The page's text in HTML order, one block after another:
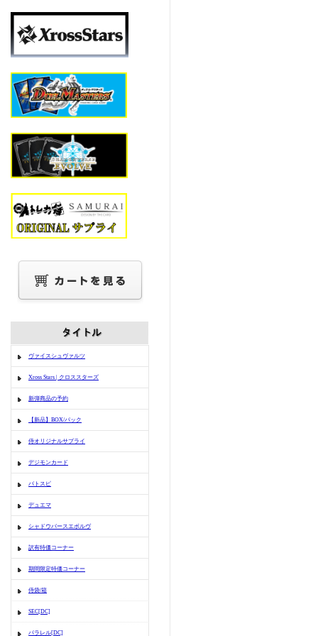
ヴァイスシュヴァルツ
Xross Stars | クロススターズ
新弾商品の予約
【新品】BOX/パック
侍オリジナルサプライ
デジモンカード
バトスピ
デュエマ
シャドウバースエボルヴ
訳有特価コーナー
期間限定特価コーナー
侍袋/箱
SEC[DC]
パラレル[DC]